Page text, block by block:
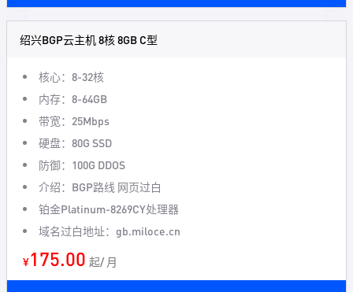
绍兴BGP云主机 8核 8GB C型
核心：8-32核
内存：8-64GB
带宽：25Mbps
硬盘：80G SSD
防御：100G DDOS
介绍：BGP路线 网页过白
铂金Platinum-8269CY处理器
域名过白地址：gb.miloce.cn
¥175.00 起/ 月